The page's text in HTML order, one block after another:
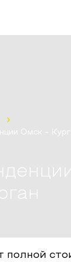
Омск -
полной